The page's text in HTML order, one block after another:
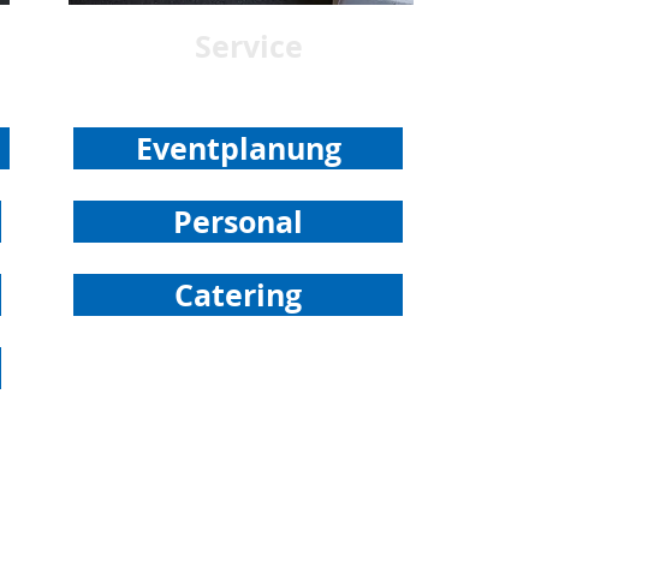
Eventplanung
Personal
Catering